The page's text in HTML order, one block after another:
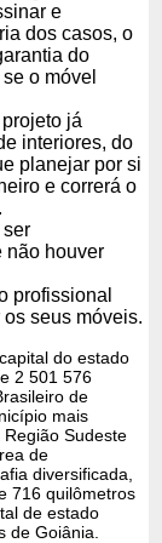
e
dos casos, o
do
o móvel
já
interiores, do
planejar por si
e correrá o
ser
não houver
profissional
seus móveis.
do estado
2 501 576
de
mais
Sudeste
de
diversificada,
716 quilômetros
de estado
de Goiânia.